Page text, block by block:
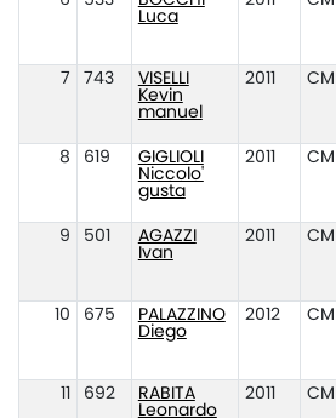
Luca
7 743
VISELLI
Kevin
manuel
2011 CM
8 619
GIGLIOLI
Niccolo'
gusta
2011 CM
9 501
AGAZZI
Ivan
2011 CM
10 675
PALAZZINO
Diego
2012 CM
692
RABITA
Leonardo
2011 CM